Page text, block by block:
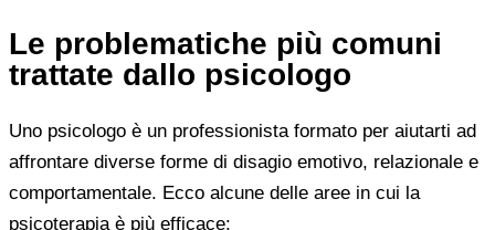
Le problematiche più comuni
trattate dallo psicologo
Uno psicologo è un professionista formato per aiutarti ad
affrontare diverse forme di disagio emotivo, relazionale e
comportamentale. Ecco alcune delle aree in cui la
psicoterapia è più efficace: